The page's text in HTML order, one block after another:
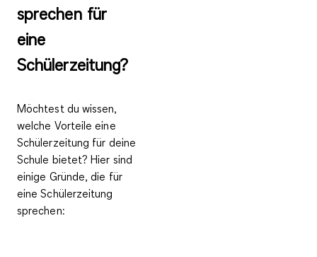
sprechen für
eine
Schülerzeitung?
Möchtest du wissen,
welche Vorteile eine
Schülerzeitung für deine
Schule bietet? Hier sind
einige Gründe, die für
eine Schülerzeitung
sprechen: